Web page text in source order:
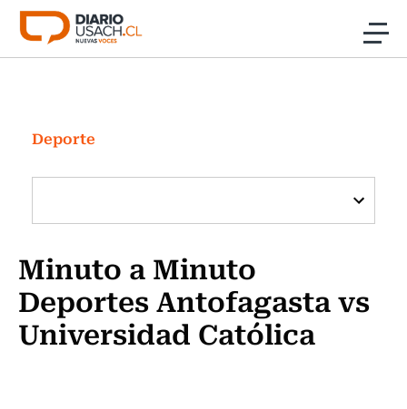
Click acá para ir directamente al contenido
Investigación
Cultura
Programas Radio y TV Usach
Deporte
Minuto a Minuto
Deportes Antofagasta vs
Universidad Católica